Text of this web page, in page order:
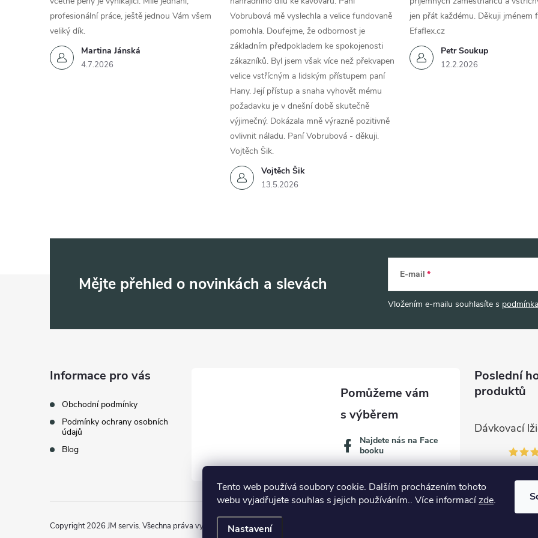
Tento web používá soubory cookie. Dalším procházením tohoto
webu vyjadřujete souhlas s jejich používáním.. Více informacízde.
Nastavení
Martina Jánská
4.7.2026
profesionální práce, ještě jednou Vám všem
veliký dík.
Vojtěch Šik
13.5.2026
Vobrubová mě vyslechla a velice fundovaně
pomohla. Doufejme, že odbornost je
základním předpokladem ke spokojenosti
zákazníků. Byl jsem však více než překvapen
velice vstřícným a lidským přístupem paní
Hany. Její přístup a snaha vyhovět mému
požadavku je v dnešní době skutečně
výjimečný. Dokázala mně výrazně pozitivně
ovlivnit náladu. Paní Vobrubová - děkuji.
Vojtěch Šik.
Petr Soukup
12.2.2026
jen přát každému. Děkuji jménem
Efaflex.cz
Mějte přehled o novinkách a slevách E-mail
Vložením e-mailu souhlasíte s
Informace pro vás
Obchodní podmínky
Podmínky ochrany osobních
údajů
Blog
Najdete nás na Face
booku
Poslední
produktů
Copyright 2026 JM servis. Všechna práva vyhrazena.